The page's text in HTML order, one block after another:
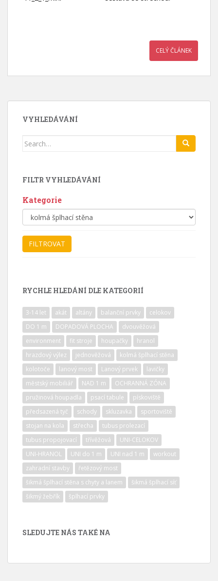
CELÝ ČLÁNEK
VYHLEDÁVÁNÍ
Search
FILTR VYHLEDÁVÁNÍ
Kategorie
RYCHLE HLEDÁNÍ DLE KATEGORIÍ
3-14 let akát altány balanční prvky
celokov
DO 1 m
DOPADOVÁ PLOCHA
dvouvěžová
environment
fit stroje houpačky
hranol
hrazdový výlez
jednověžová
kolmá šplhací stěna
kolotoče
lanový most Lanový prvek
lavičky
městský mobiliář
NAD 1 m
OCHRANNÁ ZÓNA
pružinová houpadla
psací tabule
pískoviště
předsazená tyč
schody skluzavka
sportoviště
stojan na kola
střecha
tubus prolezací
tubus propojovací
třívěžová
UNI-CELOKOV
UNI-HRANOL
UNI do 1 m UNI nad 1 m
workout
zahradní stavby
řetězový most
šikmá šplhací stěna s chyty a lanem
šikmá šplhací síť
šikmý žebřík
šplhací prvky
SLEDUJTE NÁS TAKÉ NA